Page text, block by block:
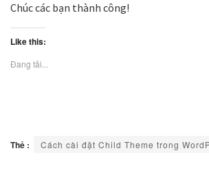
Chúc các bạn thành công!
Like this:
Đang tải...
Thẻ : Cách cài đặt Child Theme trong